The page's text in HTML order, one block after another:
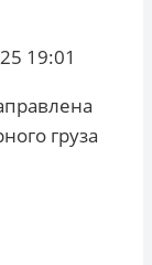
19:01
груза